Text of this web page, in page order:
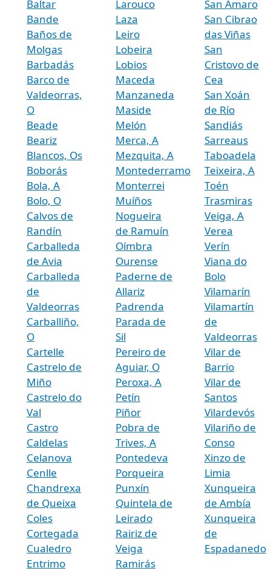
Baltar
Bande
Baños de
Molgas
Barbadás
Barco de
Valdeorras,
O
Beade
Beariz
Blancos, Os
Boborás
Bola, A
Bolo, O
Calvos de
Randín
Carballeda
de Avia
Carballeda
de
Valdeorras
Carballiño,
O
Cartelle
Castrelo de
Miño
Castrelo do
Val
Castro
Caldelas
Celanova
Cenlle
Chandrexa
de Queixa
Coles
Cortegada
Cualedro
Entrimo
Larouco
Laza
Leiro
Lobeira
Lobios
Maceda
Manzaneda
Maside
Melón
Merca, A
Mezquita, A
Montederramo
Monterrei
Muíños
Nogueira
de Ramuín
Oímbra
Ourense
Paderne de
Allariz
Padrenda
Parada de
Sil
Pereiro de
Aguiar, O
Peroxa, A
Petín
Piñor
Pobra de
Trives, A
Pontedeva
Porqueira
Punxín
Quintela de
Leirado
Rairiz de
Veiga
Ramirás
San Amaro
San Cibrao
das Viñas
San
Cristovo de
Cea
San Xoán
de Río
Sandiás
Sarreaus
Taboadela
Teixeira, A
Toén
Trasmiras
Veiga, A
Verea
Verín
Viana do
Bolo
Vilamarín
Vilamartín
de
Valdeorras
Vilar de
Barrio
Vilar de
Santos
Vilardevós
Vilariño de
Conso
Xinzo de
Limia
Xunqueira
de Ambía
Xunqueira
de
Espadanedo